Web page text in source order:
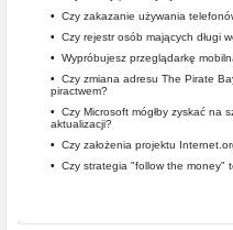
• Czy zakazanie używania
• Czy rejestr osób mających długi
• Wypróbujesz przeglądarkę
• Czy zmiana adresu The Pirate
piractwem?
• Czy Microsoft mógłby zyskać na
aktualizacji?
• Czy założenia projektu
• Czy strategia "follow the money"